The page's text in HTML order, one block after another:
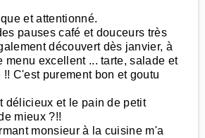
et attentionné.
pauses café et douceurs très
découvert dès janvier, à
menu excellent ... tarte, salade et
C'est purement bon et goutu
délicieux et le pain de petit
mieux ?!!
monsieur à la cuisine m'a